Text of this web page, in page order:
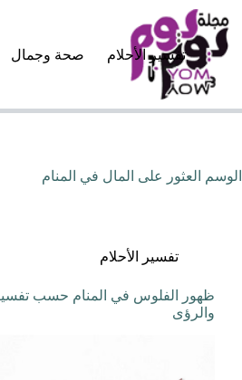
إلى
المحتوى
تفسير الأحلام صحة وجمال
الوسم العثور على المال في المنام
تفسير الأحلام
ظهور الفلوس في المنام حسب تفسير
والرؤى